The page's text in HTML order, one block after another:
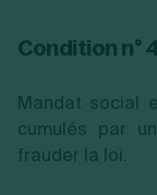
Condition n°
Mandat social
cumulés par
frauder la loi.